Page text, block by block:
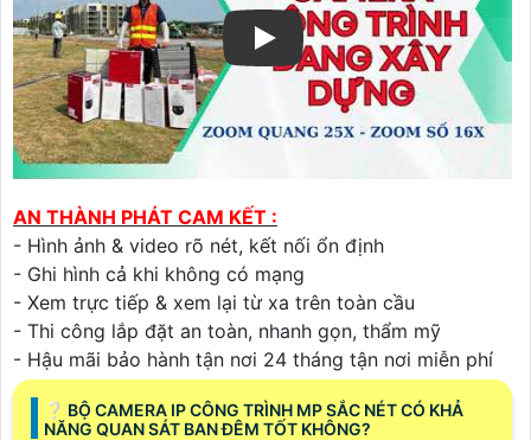
AN THÀNH PHÁT CAM KẾT :
- Hình ảnh & video rõ nét, kết nối ổn định
- Ghi hình cả khi không có mạng
- Xem trực tiếp & xem lại từ xa trên toàn cầu
- Thi công lắp đặt an toàn, nhanh gọn, thẩm mỹ
- Hậu mãi bảo hành tận nơi 24 tháng tận nơi miễn phí
❔ BỘ CAMERA IP CÔNG TRÌNH MP SẮC NÉT CÓ KHẢ
NĂNG QUAN SÁT BAN ĐÊM TỐT KHÔNG?